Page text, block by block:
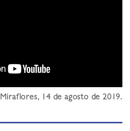
Miraflores, 14 de agosto de 2019.